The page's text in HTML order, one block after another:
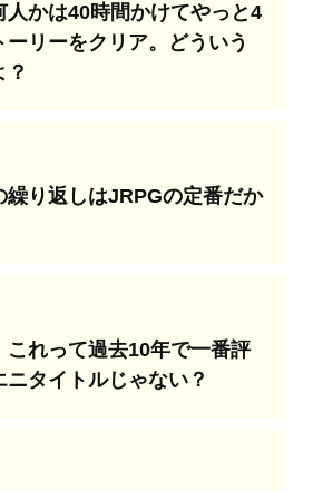
人かは40時間かけてやっと4
ーリーをクリア。どういう
？
繰り返しはJRPGの定番だか
これって過去10年で一番評
タイトルじゃない？